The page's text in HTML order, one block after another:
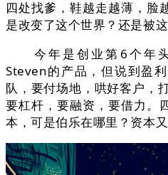
四处找爹，鞋越走越薄，脸
是改变了这个世界？还是被
今年是创业第6个年头
Steven的产品，但说到盈
队，要付场地，哄好客户，
要杠杆，要融资，要借力。
本，可是伯乐在哪里？资本